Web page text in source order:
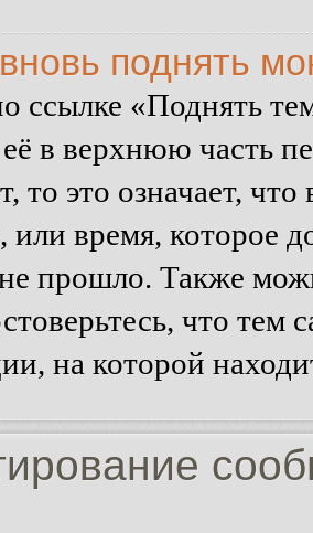
поднять
ссылке «Поднять
в верхнюю часть
то это означает,
или время, которое
прошло. Также
что
на которой